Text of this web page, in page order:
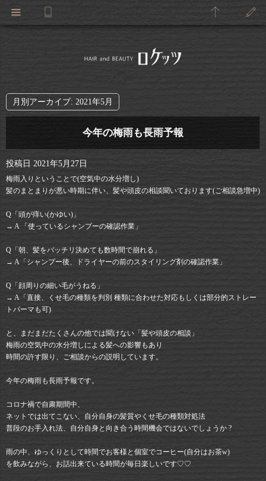
月別アーカイブ: 2021年5月
今年の梅雨も長雨予報
投稿日 2021年5月27日
梅雨入りということで(空気中の水分増し)
髪のまとまりが悪い時期に伴い、髪や頭皮の相談聞いております(ご相談急増中)
Q「頭が痒い(かゆい)」
→ A 「使っているシャンプーの確認作業」
Q「朝、髪をバッチリ決めても数時間で崩れる」
→ A「シャンプー後、ドライヤーの前のスタイリング剤の確認作業」
Q「顔周りの細い毛がうねる」
→ A「直接、くせ毛の種類を判別 種類に合わせた対応もしくは部分的ストレー
トパーマも可)
と、まだまだたくさんの他では聞けない「髪や頭皮の相談」
梅雨の空気中の水分増しによる髪への影響もあり
時間の許す限り、ご相談からの説明しています。
今年の梅雨も長雨予報です。
コロナ禍で自粛期間中、
ネットでは出てこない、自分自身の髪質やくせ毛の種類対処法
普段のお手入れ法、自分自身と向き合う時間機会ではないでしょうか ?
雨の中、ゆっくりとして時間でお客様と個室でコーヒー(自分はお茶w)
を飲みながら、お話出来ている時間が毎日楽しいです♡♡